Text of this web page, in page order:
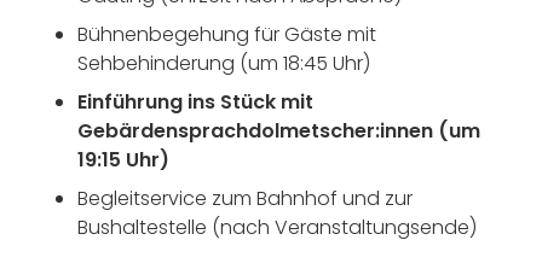
Bühnenbegehung für Gäste mit
Sehbehinderung (um 18:45 Uhr)
Einführung ins Stück mit
Gebärdensprachdolmetscher:innen (um
19:15 Uhr)
Begleitservice zum Bahnhof und zur
Bushaltestelle (nach Veranstaltungsende)